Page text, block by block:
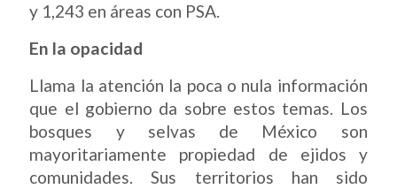
y 1,243 en áreas con PSA.
En la opacidad
Llama la atención la poca o nula información
que el gobierno da sobre estos temas. Los
bosques y selvas de México son
mayoritariamente propiedad de ejidos y
comunidades. Sus territorios han sido